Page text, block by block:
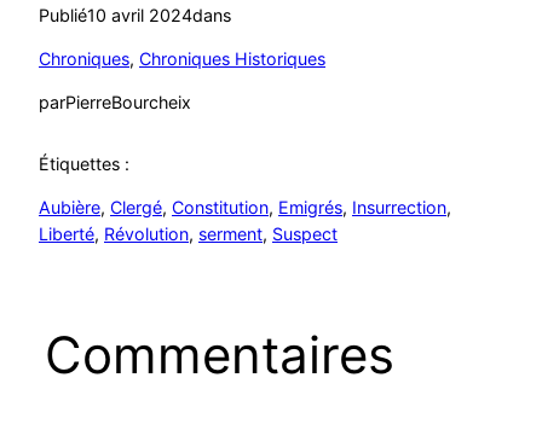
Publié10 avril 2024dans
Chroniques, Chroniques Historiques
parPierreBourcheix
Étiquettes :
Aubière, Clergé, Constitution, Emigrés, Insurrection
Liberté, Révolution, serment, Suspect
Commentaires